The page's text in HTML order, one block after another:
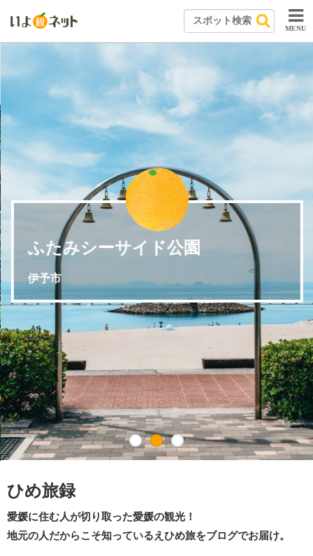
MENU
ふたみシーサイド公園
伊予市
ひめ旅録
愛媛に住む人が切り取った愛媛の観光！
地元の人だからこそ知っているえひめ旅をブログでお届け。